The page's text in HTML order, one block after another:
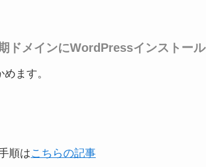
ドメインにWordPressインストール
ます。
順はこちらの記事